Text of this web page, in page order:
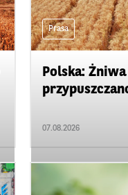
Prasa
Polska:
07.08.2026